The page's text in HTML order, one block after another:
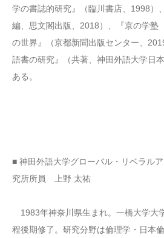
学の書誌的研究』（臨川書店、1998）
編、思文閣出版、2018）、『京の学塾
の世界』（京都新聞出版センター、
語書の研究』（共著、神田外語大学日
ある。
■ 神田外語大学グローバル・リベラル
究所所員 上野 太祐
1983年神奈川県生まれ。一橋大学大
程後期修了。研究分野は倫理学・日本